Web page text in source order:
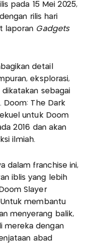
pada 15 Mei 2025,
rilis hari
laporan Gadgets
detail
eksplorasi,
sebagai
Doom: The Dark
untuk Doom
2016 dan akan
ilmiah.
dalam franchise ini,
iblis yang lebih
Slayer
membantu
menyerang balik,
mereka dengan
abad